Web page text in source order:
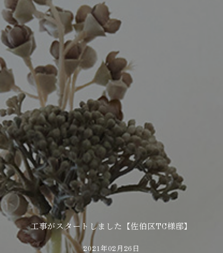
工事がスタートしました【佐伯区TC様邸】
2021年02月26日